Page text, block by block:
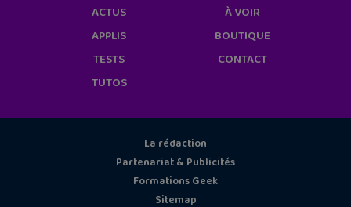
ACTUS
APPLIS
TESTS
TUTOS
À VOIR
BOUTIQUE
CONTACT
La rédaction
Partenariat & Publicités
Formations Geek
Sitemap